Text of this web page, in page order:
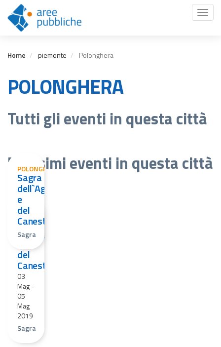
contenuto
principale
Toggle
Home piemonte Polonghera
POLONGHERA
Tutti gli eventi in questa città
POLONGHERA
Sagra
dell`Agnolotto
e
del
Canestrello
Sagra
Prossimi eventi in questa città
POLONGHERA
Sagra
dell`Agnolotto
del
Canestrello
03
Mag-
05
Mag
2019
Sagra